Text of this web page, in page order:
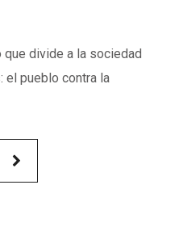
divide a la sociedad
el pueblo contra la